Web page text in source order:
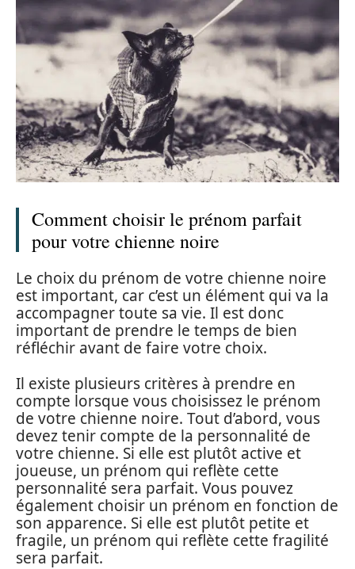
Comment choisir le prénom parfait
pour votre chienne noire
Le choix du prénom de votre chienne noire
est important, car c’est un élément qui va la
accompagner toute sa vie. Il est donc
important de prendre le temps de bien
réfléchir avant de faire votre choix.
Il existe plusieurs critères à prendre en
compte lorsque vous choisissez le prénom
de votre chienne noire. Tout d’abord, vous
devez tenir compte de la personnalité de
votre chienne. Si elle est plutôt active et
joueuse, un prénom qui reflète cette
personnalité sera parfait. Vous pouvez
également choisir un prénom en fonction de
son apparence. Si elle est plutôt petite et
fragile, un prénom qui reflète cette fragilité
sera parfait.